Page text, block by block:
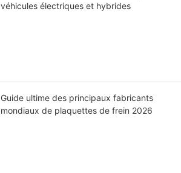
véhicules électriques et hybrides
Guide ultime des principaux fabricants
mondiaux de plaquettes de frein 2026